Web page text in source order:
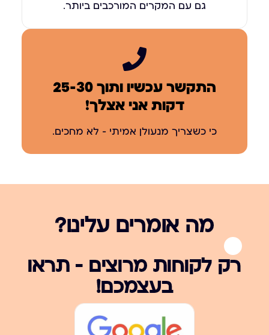
גם עם המקרים המורכבים ביותר.
התקשר עכשיו ותוך 25-30
דקות אני אצלך!
כי כשצריך מנעולן אמיתי – לא מחכים.
מה אומרים עלינו?
רק לקוחות מרוצים – תראו
בעצמכם!